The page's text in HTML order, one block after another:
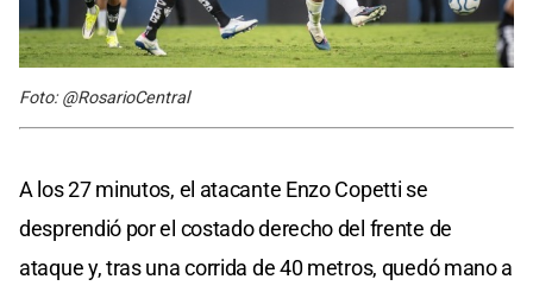
Foto: @RosarioCentral
A los 27 minutos, el atacante Enzo Copetti se
desprendió por el costado derecho del frente de
ataque y, tras una corrida de 40 metros, quedó mano a